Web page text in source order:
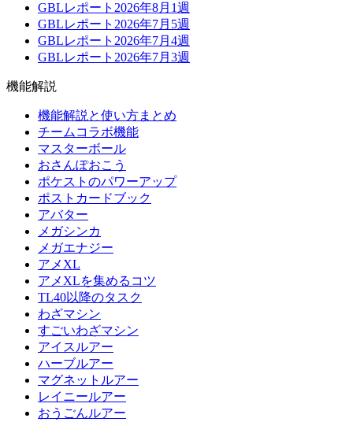
GBLレポート2026年8月1週
GBLレポート2026年7月5週
GBLレポート2026年7月4週
GBLレポート2026年7月3週
機能解説
機能解説と使い方まとめ
チームコラボ機能
マスターボール
おさんぽおこう
ポケストのパワーアップ
ポストカードブック
アバター
メガシンカ
メガエナジー
アメXL
アメXLを集めるコツ
TL40以降のタスク
わざマシン
すごいわざマシン
アイスルアー
ハーブルアー
マグネットルアー
レイニールアー
おうごんルアー